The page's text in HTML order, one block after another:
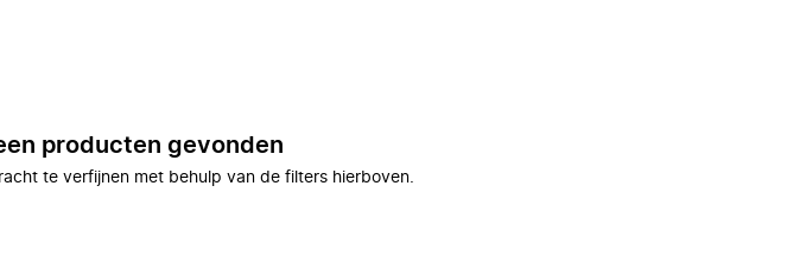
producten gevonden
te verfijnen met behulp van de filters hierboven.